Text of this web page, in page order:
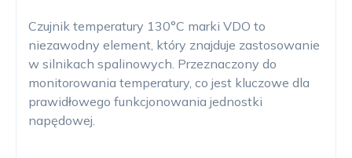
Czujnik temperatury 130°C marki VDO to
niezawodny element, który znajduje zastosowanie
w silnikach spalinowych. Przeznaczony do
monitorowania temperatury, co jest kluczowe dla
prawidłowego funkcjonowania jednostki
napędowej.